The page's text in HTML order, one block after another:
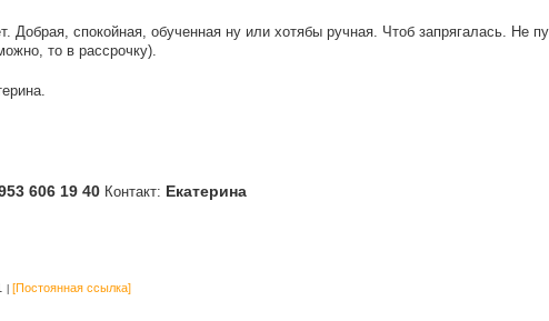
Добрая, спокойная, обученная ну или хотябы ручная. Чтоб запрягалась. Не
то в рассрочку).
606 19 40 Контакт: Екатерина
[Постоянная ссылка]